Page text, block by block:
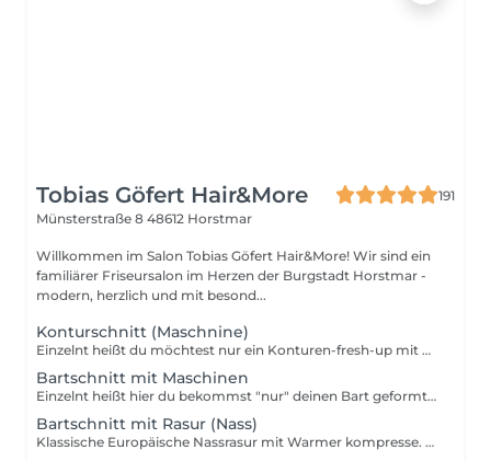
Tobias Göfert Hair&More
191
Münsterstraße 8 48612 Horstmar
Willkommen im Salon Tobias Göfert Hair&More! Wir sind ein
familiärer Friseursalon im Herzen der Burgstadt Horstmar -
modern, herzlich und mit besond...
Konturschnitt (Maschnine)
Einzelnt heißt du möchtest nur ein Konturen-fresh-up mit der Maschine.
Bartschnitt mit Maschinen
Einzelnt heißt hier du bekommst "nur" deinen Bart geformt und gekürzt mit der Maschine.
Bartschnitt mit Rasur (Nass)
Klassische Europäische Nassrasur mit Warmer kompresse. Hier kannst du entscheiden ob Einzelnt oder als Paket wo du noch den Haarschnitt mitbuchst.